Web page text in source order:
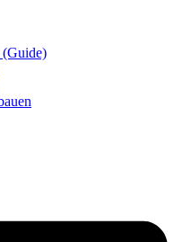
(Guide)